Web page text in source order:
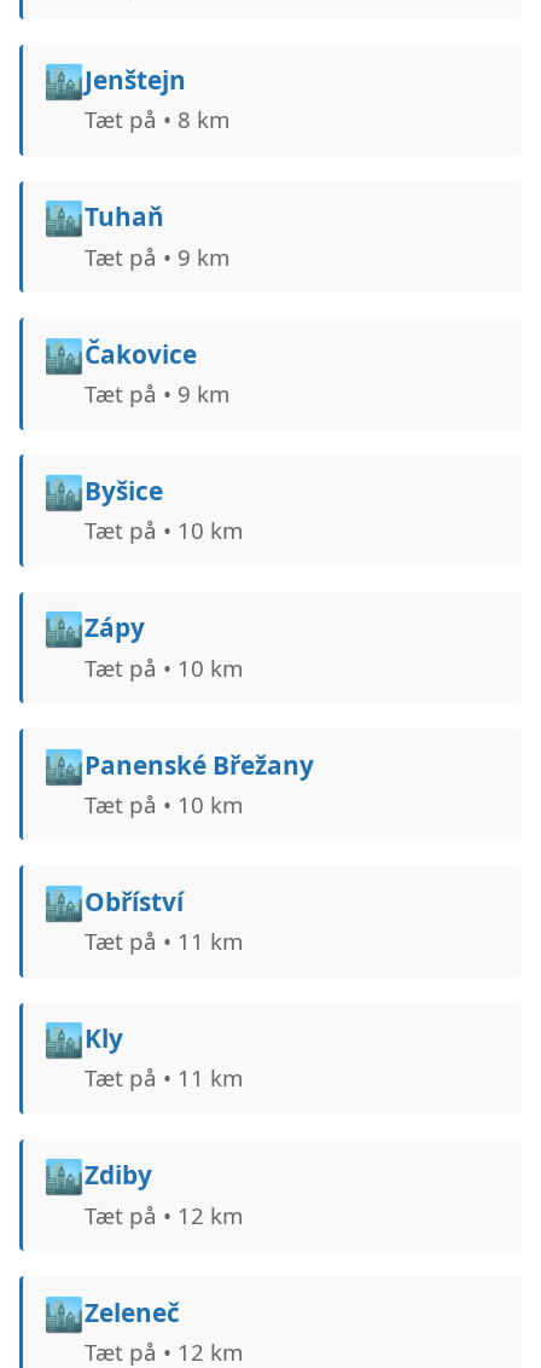
🏙️Jenštejn
Tæt på • 8 km
🏙️Tuhaň
Tæt på • 9 km
🏙️Čakovice
Tæt på • 9 km
🏙️Byšice
Tæt på • 10 km
🏙️Zápy
Tæt på • 10 km
🏙️Panenské Břežany
Tæt på • 10 km
🏙️Obříství
Tæt på • 11 km
🏙️Kly
Tæt på • 11 km
🏙️Zdiby
Tæt på • 12 km
🏙️Zeleneč
Tæt på • 12 km